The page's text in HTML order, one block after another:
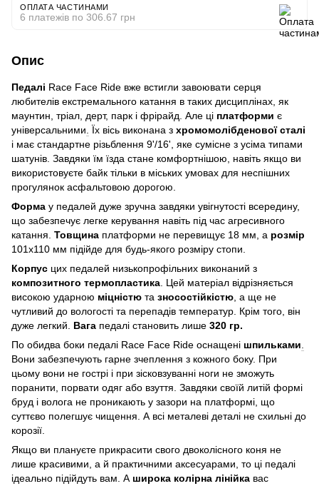
ОПЛАТА ЧАСТИНАМИ
6 платежів по 306.67 грн
Опис
Педалі Race Face Ride вже встигли завоювати серця
любителів екстремального катання в таких дисциплінах, як
маунтин, тріал, дерт, парк і фрірайд. Але ці платформи є
універсальними Їх вісь виконана з хромомолібденової сталі
і має стандартне різьблення 9'/16', яке сумісне з усіма типами
шатунів. Завдяки їм їзда стане комфортнішою, навіть якщо ви
використовуєте байк тільки в міських умовах для неспішних
прогулянок асфальтовою дорогою.
Форма у педалей дуже зручна завдяки увігнутості всередину,
що забезпечує легке керування навіть під час агресивного
катання. Товщина платформи не перевищує 18 мм, а розмір
101х110 мм підійде для будь-якого розміру стопи.
Корпус цих педалей низькопрофільних виконаний з
композитного термопластика . Цей матеріал відрізняється
високою ударною міцністю та зносостійкістю , а ще не
чутливий до вологості та перепадів температур. Крім того, він
дуже легкий. Вага педалі становить лише 320 гр.
По обидва боки педалі Race Face Ride оснащені шпильками
Вони забезпечують гарне зчеплення з кожного боку. При
цьому вони не гострі і при зісковзуванні ноги не зможуть
поранити, порвати одяг або взуття. Завдяки своїй литій формі
бруд і волога не проникають у зазори на платформі, що
суттєво полегшує чищення. А всі металеві деталі не схильні до
корозії.
Якщо ви плануєте прикрасити свого двоколісного коня не
лише красивими, а й практичними аксесуарами, то ці педалі
ідеально підійдуть вам. А широка колірна лінійка вас